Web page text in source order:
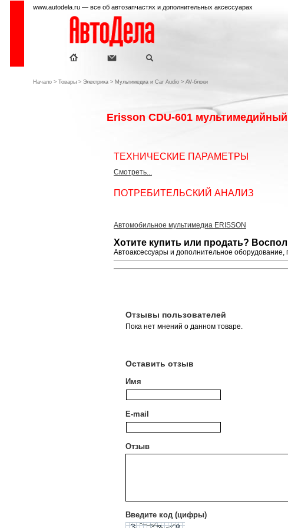
www.autodela.ru — все об автозапчастях и дополнительных аксессуарах
Начало > Товары > Электрика > Мультимедиа и Car Audio > AV-блоки
Erisson CDU-601
ТЕХНИЧЕСКИЕ ПАРАМЕТРЫ
Смотреть...
ПОТРЕБИТЕЛЬСКИЙ АНАЛИЗ
Автомобильное мультимедиа ERISSON
Хотите купить или продать?
Автоаксессуары и дополнительное
Отзывы пользователей
Пока нет мнений о данном товаре.
Оставить отзыв
Имя
E-mail
Отзыв
Введите код (цифры)